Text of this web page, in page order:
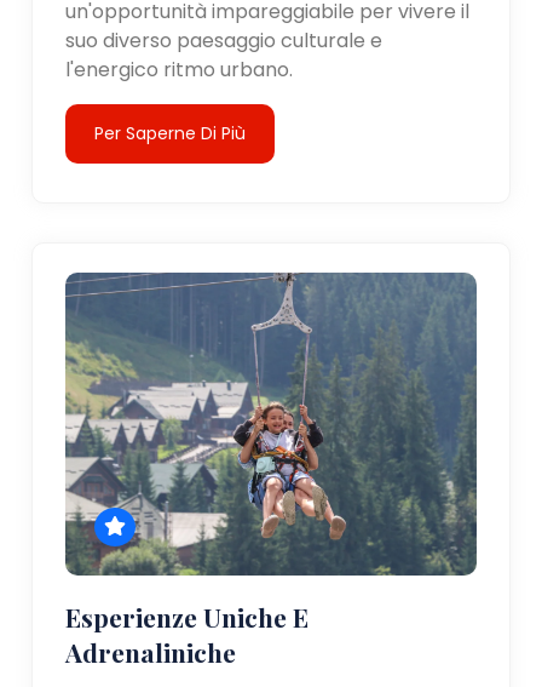
un'opportunità impareggiabile per vivere il
suo diverso paesaggio culturale e
l'energico ritmo urbano.
Per Saperne Di Più
Esperienze Uniche E
Adrenaliniche